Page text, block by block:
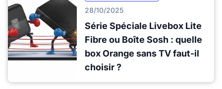
28/10/2025
Série Spéciale Livebox Lite
Fibre ou Boîte Sosh : quelle
box Orange sans TV faut-il
choisir ?